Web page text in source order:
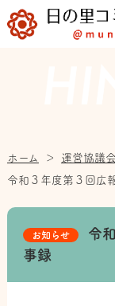
ホーム ＞ 運営協議会
令和３年度第３回広
お知らせ
令
事録